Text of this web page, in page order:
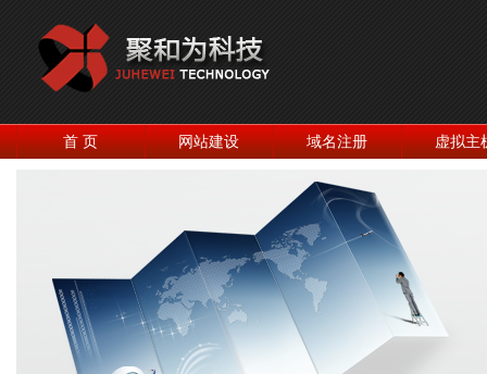
首 页 网站建设 域名注册 虚拟主